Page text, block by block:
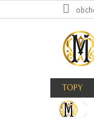
na
TOPY